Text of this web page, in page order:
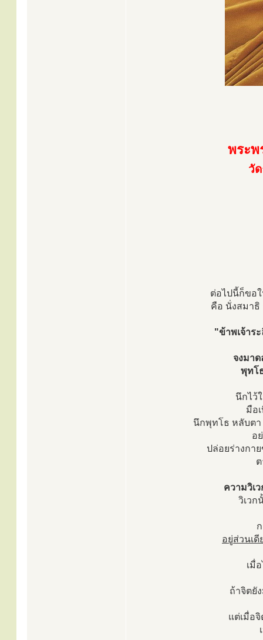
พระ
วั
ต่อไปนี้ก็ขอ
คือ นั่งสมาธิ
"ข้าพเจ้าร
จงมาด
พุทโ
นึกไว้
มือ
นึกพุทโธ หลับตา
อ
ปล่อยร่างกาย
ความวิเ
วิเวก
อยู่ส่วนเ
เมื่
ถ้าจิตยั
แต่เมื่อ